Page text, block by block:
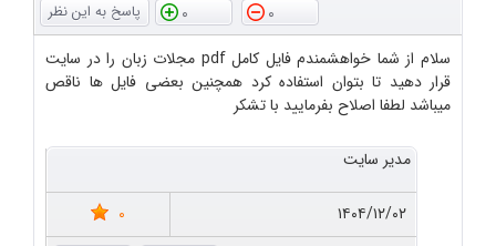
0
0
سلام از شما خواهشمندم فایل کامل pdf مجلات زبان را در سایت
قرار دهید تا بتوان استفاده کرد همچنین بعضی فایل ها ناقص
میباشد لطفا اصلاح بفرمایید با تشکر
مدیر سایت
۱۴۰۴/۱۲/۰۲
0